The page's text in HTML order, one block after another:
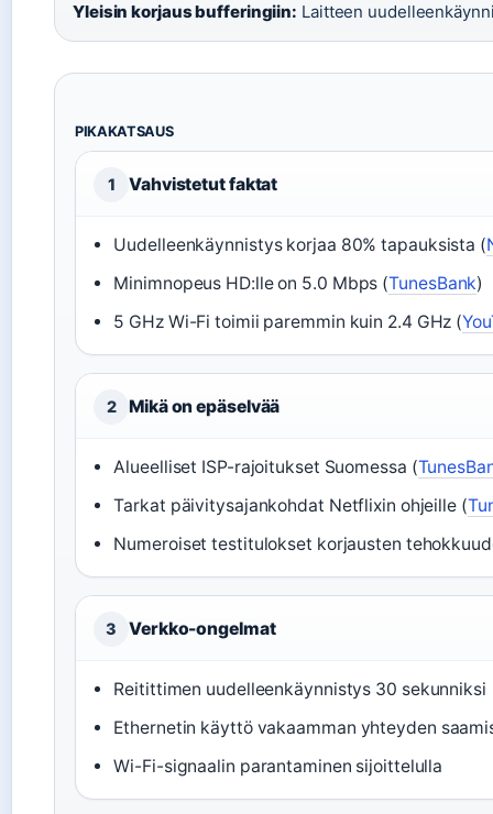
Yleisin korjaus bufferingiin: Laitteen
PIKAKATSAUS
1 Vahvistetut faktat
Uudelleenkäynnistys korjaa 80% tapauksista (
Minimnopeus HD:lle on 5.0 Mbps (TunesBank)
5 GHz Wi-Fi toimii paremmin kuin 2.4 GHz (
2 Mikä on epäselvää
Alueelliset ISP-rajoitukset Suomessa (
Tarkat päivitysajankohdat Netflixin ohjeille (
Numeroiset testitulokset korjausten
3 Verkko-ongelmat
Reitittimen uudelleenkäynnistys 30 sekunniksi
Ethernetin käyttö vakaamman yhteyden
Wi-Fi-signaalin parantaminen sijoittelulla